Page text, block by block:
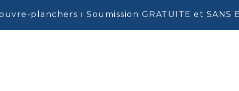
planchers ı Soumission GRATUITE et SANS